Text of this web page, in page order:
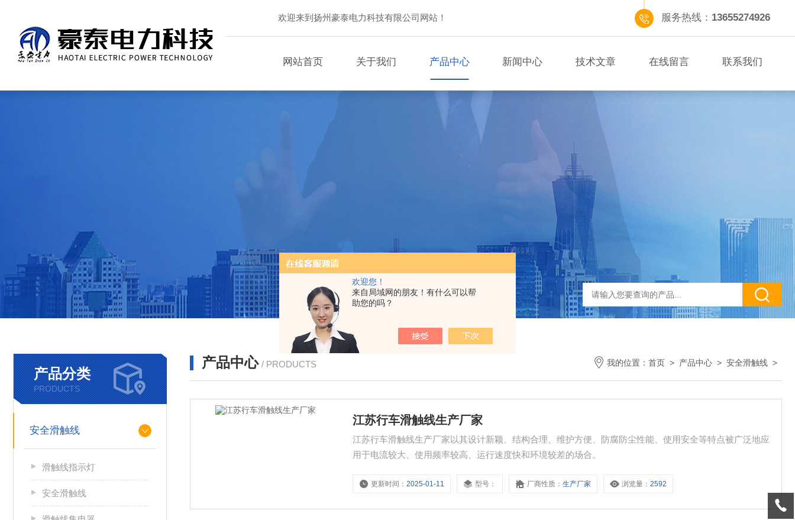
欢迎您！
来自局域网的朋友！有什么可以帮
助您的吗？
欢迎来到扬州豪泰电力科技有限公司网站！ 服务热线： 13655274926
网站首页 关于我们 产品中心 新闻中心 技术文章 在线留言 联系我们
产品分类
PRODUCTS
安全滑触线
滑触线指示灯
安全滑触线
产品中心 / PRODUCTS 我的位置： 首页 > 产品中心 > 安全滑触线 >
江苏行车滑触线生产厂家
江苏行车滑触线生产厂家以其设计新颖、结构合理、维护方便、防腐防尘性能、使用安全等特点被广泛地应
用于电流较大、使用频率较高、运行速度快和环境较差的场合。
更新时间：2025-01-11 型号： 厂商性质：生产厂家 浏览量：2592